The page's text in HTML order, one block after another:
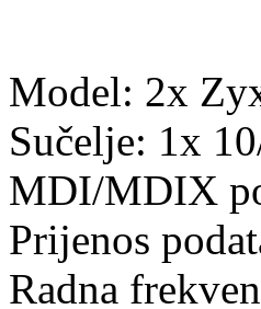
Model: 2x
Sučelje: 1x
MDI/MDIX
Prijenos
Radna